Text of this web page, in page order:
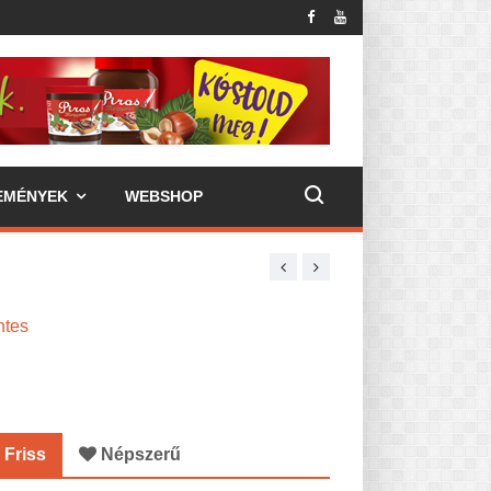
WEBSHOP
Friss Népszerű